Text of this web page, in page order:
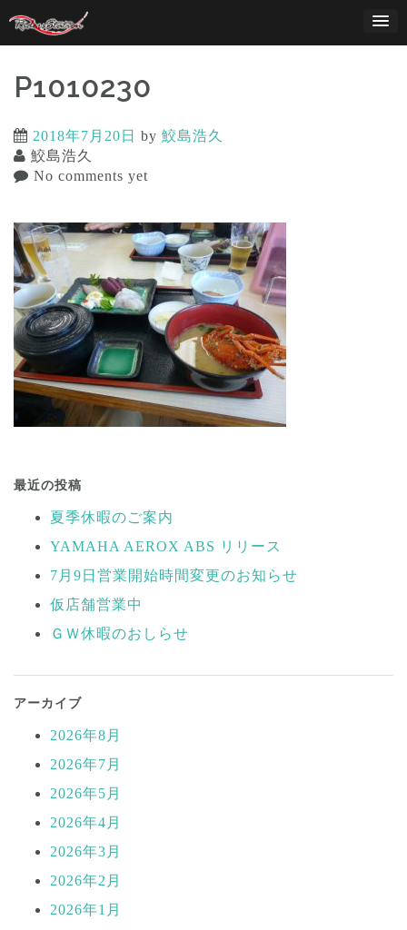
content
P1010230
2018年7月20日 by 鮫島浩久
鮫島浩久
No comments yet
稿
ナ
ゲ
ー
シ
ン
最近の投稿
夏季休暇のご案内
YAMAHA AEROX ABS リリース
7月9日営業開始時間変更のお知らせ
仮店舗営業中
ＧＷ休暇のおしらせ
アーカイブ
2026年8月
2026年7月
2026年5月
2026年4月
2026年3月
2026年2月
2026年1月